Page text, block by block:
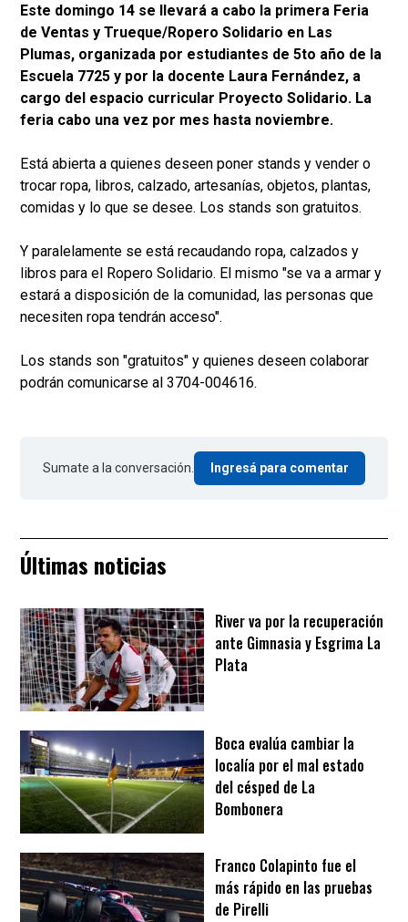
Este domingo 14 se llevará a cabo la primera Feria
de Ventas y Trueque/Ropero Solidario en Las
Plumas, organizada por estudiantes de 5to año de la
Escuela 7725 y por la docente Laura Fernández, a
cargo del espacio curricular Proyecto Solidario. La
feria cabo una vez por mes hasta noviembre.
Está abierta a quienes deseen poner stands y vender o
trocar ropa, libros, calzado, artesanías, objetos, plantas,
comidas y lo que se desee. Los stands son gratuitos.
Y paralelamente se está recaudando ropa, calzados y
libros para el Ropero Solidario. El mismo "se va a armar y
estará a disposición de la comunidad, las personas que
necesiten ropa tendrán acceso".
Los stands son "gratuitos" y quienes deseen colaborar
podrán comunicarse al 3704-004616.
Sumate a la conversación. Ingresá para comentar
Últimas noticias
River va por la recuperación
ante Gimnasia y Esgrima La
Plata
Boca evalúa cambiar la
localía por el mal estado
del césped de La
Bombonera
Franco Colapinto fue el
más rápido en las pruebas
de Pirelli